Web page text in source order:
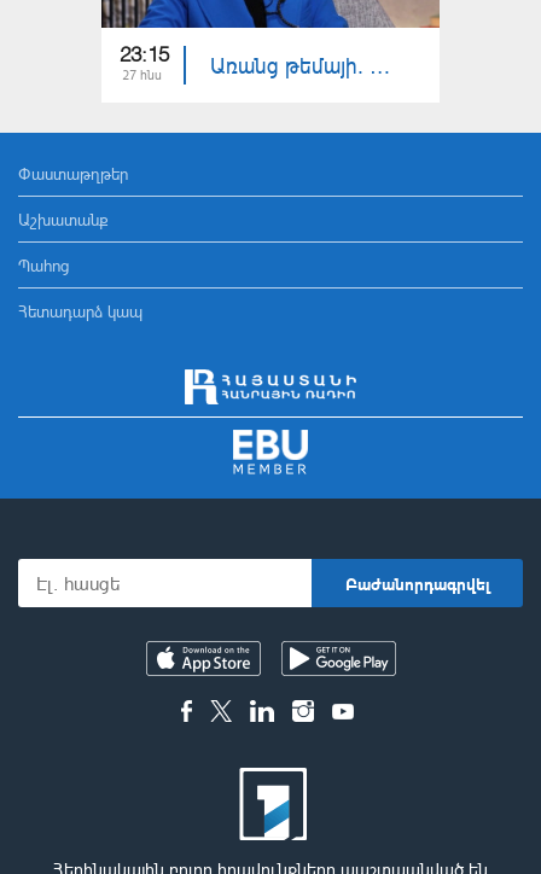
23:15
27 հնս Առանց թեմայի. Հրաչուհի Ութմազյան
Փաստաթղթեր
Աշխատանք
Պահոց
Հետադարձ կապ
Հեղինակային բոլոր իրավունքները պաշտպանված են